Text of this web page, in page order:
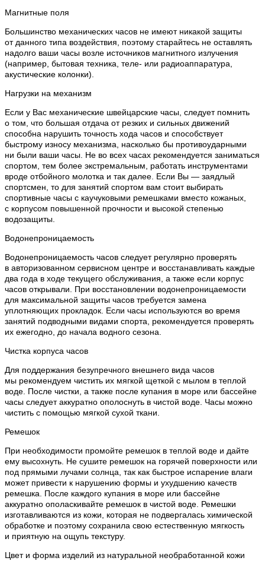
Магнитные поля
Большинство механических часов не имеют никакой защиты
от данного типа воздействия, поэтому старайтесь не оставлять
надолго ваши часы возле источников магнитного излучения
(например, бытовая техника, теле- или радиоаппаратура,
акустические колонки).
Нагрузки на механизм
Если у Вас механические швейцарские часы, следует помнить
о том, что большая отдача от резких и сильных движений
способна нарушить точность хода часов и способствует
быстрому износу механизма, насколько бы противоударными
ни были ваши часы. Не во всех часах рекомендуется заниматься
спортом, тем более экстремальным, работать инструментами
вроде отбойного молотка и так далее. Если Вы — заядлый
спортсмен, то для занятий спортом вам стоит выбирать
спортивные часы с каучуковыми ремешками вместо кожаных,
с корпусом повышенной прочности и высокой степенью
водозащиты.
Водонепроницаемость
Водонепроницаемость часов следует регулярно проверять
в авторизованном сервисном центре и восстанавливать каждые
два года в ходе текущего обслуживания, а также если корпус
часов открывали. При восстановлении водонепроницаемости
для максимальной защиты часов требуется замена
уплотняющих прокладок. Если часы используются во время
занятий подводными видами спорта, рекомендуется проверять
их ежегодно, до начала водного сезона.
Чистка корпуса часов
Для поддержания безупречного внешнего вида часов
мы рекомендуем чистить их мягкой щеткой с мылом в теплой
воде. После чистки, а также после купания в море или бассейне
часы следует аккуратно ополоснуть в чистой воде. Часы можно
чистить с помощью мягкой сухой ткани.
Ремешок
При необходимости промойте ремешок в теплой воде и дайте
ему высохнуть. Не сушите ремешок на горячей поверхности или
под прямыми лучами солнца, так как быстрое испарение влаги
может привести к нарушению формы и ухудшению качеств
ремешка. После каждого купания в море или бассейне
аккуратно ополаскивайте ремешок в чистой воде. Ремешки
изготавливаются из кожи, которая не подвергалась химической
обработке и поэтому сохранила свою естественную мягкость
и приятную на ощупь текстуру.
Цвет и форма изделий из натуральной необработанной кожи